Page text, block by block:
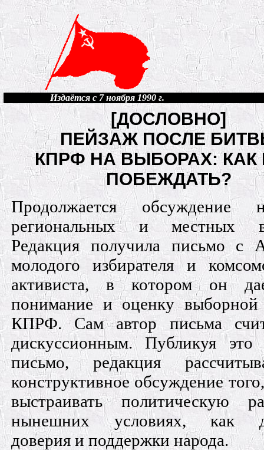
Издаётся с 7 ноября 1990 г.
[ДОСЛОВНО]
ПЕЙЗАЖ ПОСЛЕ
КПРФ НА ВЫБОРАХ: КАК
ПОБЕЖДАТЬ?
Продолжается обсуждение
региональных и местных
Редакция получила письмо с
молодого избирателя и
активиста, в котором он
понимание и оценку выборной
КПРФ. Сам автор письма
дискуссионным. Публикуя это
письмо, редакция
конструктивное обсуждение
выстраивать политическую
нынешних условиях, как
доверия и поддержки народа.